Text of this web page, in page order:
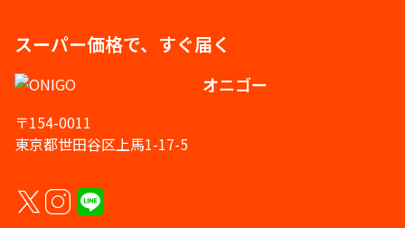
スーパー価格で、すぐ届く
オニゴー
〒154-0011
東京都世田谷区上馬1-17-5